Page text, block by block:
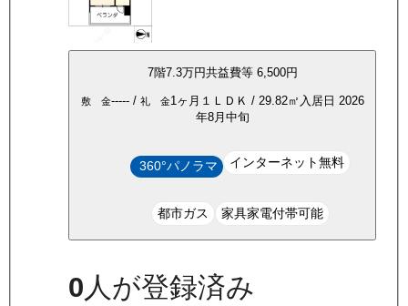
7階7.3万円共益費等 6,500円
敷 金-----/ 礼 金1ヶ月 １ＬＤＫ / 29.82㎡ 入居日 2026
年8月中旬
360°パノラマ インターネット無料
都市ガス 家具家電付帯可能
0人が登録済み